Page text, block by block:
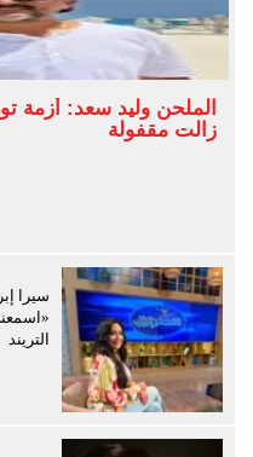
الملحن وليد سعد: أزمة
زالت مقفولة
سيرا
التريند